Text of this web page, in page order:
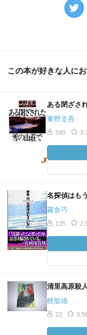
この本が好きな人に
ある閉ざさ
東野圭吾
580
名探偵はも
霧舎巧
135
清里高原殺
梶龍雄
22